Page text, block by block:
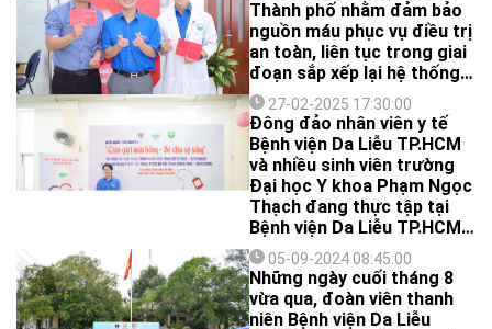
Thành phố nhằm đảm bảo
nguồn máu phục vụ điều trị
an toàn, liên tục trong giai
đoạn sắp xếp lại hệ thống y
tế, sáng ngày 12/8/2025
vừa qua, đông đảo nhân
viên y tế Bệnh viện Da Liễu
TP.HCM đã tham gia hiến
tặng với kết quả ghi nhận
được gần 60 đơn vị máu.
27-02-2025 17:30:00
Đông đảo nhân viên y tế
Bệnh viện Da Liễu TP.HCM
và nhiều sinh viên trường
Đại học Y khoa Phạm Ngọc
Thạch đang thực tập tại
Bệnh viện Da Liễu TP.HCM
đã hiến tặng 84 đơn vị máu
trong ngày hội hiến máu
“Trao giọt máu hồng – Sẻ
chia sự sống” nhân kỷ niệm
05-09-2024 08:45:00
Những ngày cuối tháng 8
vừa qua, đoàn viên thanh
niên Bệnh viện Da Liễu